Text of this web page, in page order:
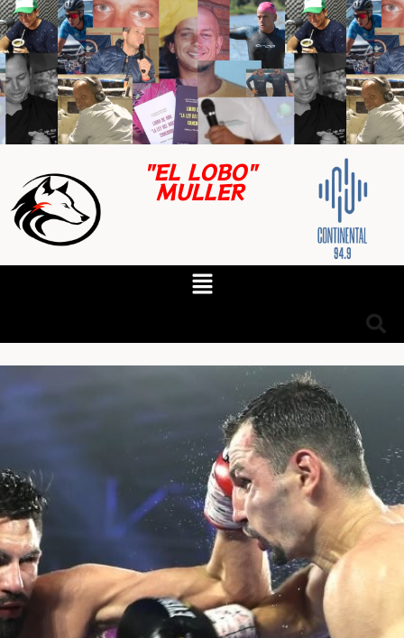
"EL LOBO"
MULLER